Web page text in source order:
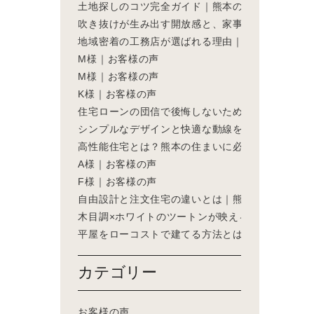
土地探しのコツ完全ガイド｜熊本の家づくりで失
吹き抜けが生み出す開放感と、家事ラク動線を叶
地域密着の工務店が選ばれる理由｜熊本の家づく
M様｜お客様の声
M様｜お客様の声
K様｜お客様の声
住宅ローンの団信で後悔しないために｜熊本の家
シンプルなデザインと快適な動線を叶えた、ホテ
高性能住宅とは？熊本の住まいに必要な性能の定
A様｜お客様の声
F様｜お客様の声
自由設計と注文住宅の違いとは｜熊本の家づくり
木目調×ホワイトのツートンが映える、家事動線
平屋をローコストで建てる方法とは？熊本の家づ
カテゴリー